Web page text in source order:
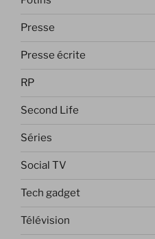
Presse
Presse écrite
RP
Second Life
Séries
Social TV
Tech gadget
Télévision